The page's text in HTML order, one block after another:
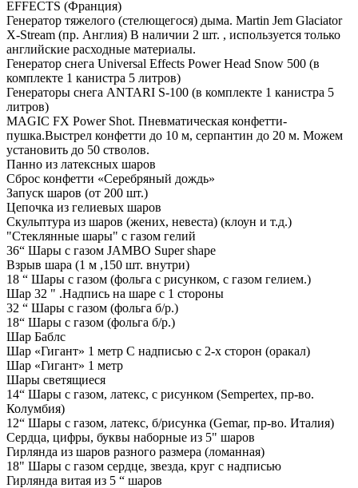
EFFECTS (Франция)
Генератор тяжелого (стелющегося) дыма. Martin Jem Glaciator
X-Stream (пр. Англия) В наличии 2 шт. , используется только
английские расходные материалы.
Генератор снега Universal Effects Power Head Snow 500 (в
комплекте 1 канистра 5 литров)
Генераторы снега ANTARI S-100 (в комплекте 1 канистра 5
литров)
MAGIC FX Power Shot. Пневматическая конфетти-
пушка.Выстрел конфетти до 10 м, серпантин до 20 м. Можем
установить до 50 стволов.
Панно из латексных шаров
Сброс конфетти «Серебряный дождь»
Запуск шаров (от 200 шт.)
Цепочка из гелиевых шаров
Скульптура из шаров (жених, невеста) (клоун и т.д.)
"Стеклянные шары" с газом гелий
36“ Шары с газом JAMBO Super shape
Взрыв шара (1 м ,150 шт. внутри)
18 “ Шары с газом (фольга с рисунком, с газом гелием.)
Шар 32 " .Надпись на шаре с 1 стороны
32 “ Шары с газом (фольга б/р.)
18“ Шары с газом (фольга б/р.)
Шар Баблс
Шар «Гигант» 1 метр С надписью с 2-х сторон (оракал)
Шар «Гигант» 1 метр
Шары светящиеся
14“ Шары с газом, латекс, с рисунком (Sempertex, пр-во.
Колумбия)
12“ Шары с газом, латекс, б/рисунка (Gemar, пр-во. Италия)
Сердца, цифры, буквы наборные из 5" шаров
Гирлянда из шаров разного размера (ломанная)
18" Шары с газом сердце, звезда, круг с надписью
Гирлянда витая из 5 “ шаров